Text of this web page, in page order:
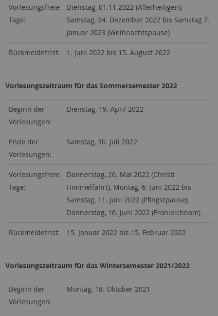
Vorlesungsfreie
Tage:
Dienstag, 01.11.2022 (Allerheiligen),
Samstag, 24. Dezember 2022 bis Samstag 7.
Januar 2023 (Weihnachtspause)
Rückmeldefrist: 1. Juni 2022 bis 15. August 2022
Vorlesungszeitraum für das Sommersemester 2022
Beginn der
Vorlesungen:
Dienstag, 19. April 2022
Ende der
Vorlesungen:
Samstag, 30. Juli 2022
Vorlesungsfreie
Tage:
Donnerstag, 26. Mai 2022 (Christi
Himmelfahrt), Montag, 6. Juni 2022 bis
Samstag, 11. Juni 2022 (Pfingstpause),
Donnerstag, 16. Juni 2022 (Fronleichnam)
Rückmeldefrist: 15. Januar 2022 bis 15. Februar 2022
Vorlesungszeitraum für das Wintersemester 2021/2022
Beginn der
Vorlesungen:
Montag, 18. Oktober 2021